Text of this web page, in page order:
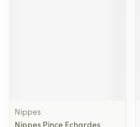
Nippes
Nippes Pince Echardes